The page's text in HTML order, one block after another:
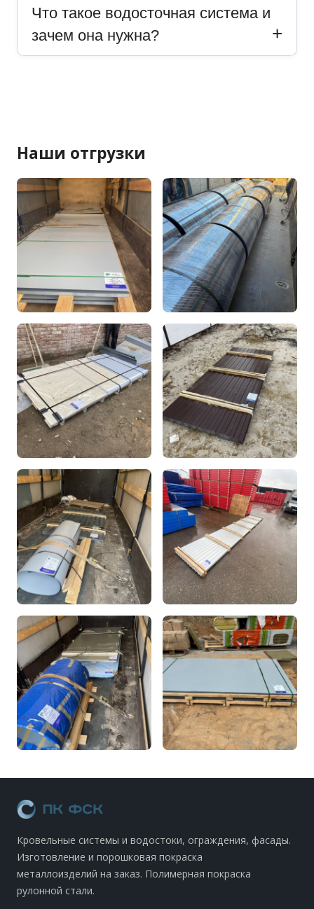
Что такое водосточная система и
зачем она нужна?
Наши отгрузки
Кровельные системы и водостоки, ограждения, фасады.
Изготовление и порошковая покраска
металлоизделий на заказ. Полимерная покраска
рулонной стали.